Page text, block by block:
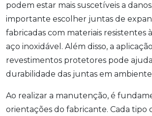
podem estar mais suscetíveis a danos.
importante escolher juntas de
fabricadas com materiais resistentes
aço inoxidável. Além disso, a
revestimentos protetores pode
durabilidade das juntas em
Ao realizar a manutenção, é
orientações do fabricante. Cada tipo